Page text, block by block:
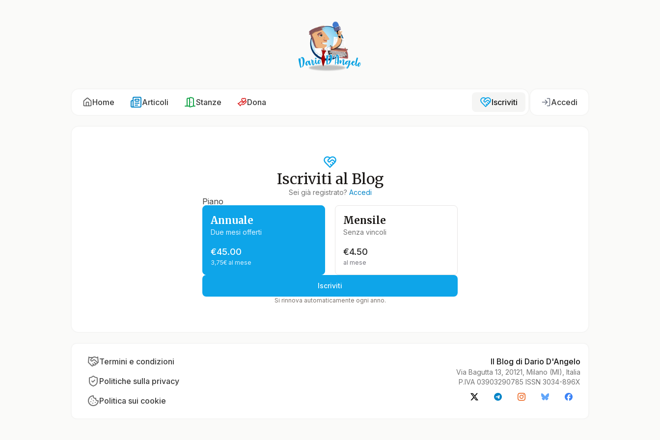
Home Articoli Stanze Dona Iscriviti Accedi
Iscriviti al Blog
Sei già registrato? Accedi
Piano
Annuale
Due mesi offerti
€45.00
3,75€ al mese
Mensile
Senza vincoli
€4.50
al mese
Iscriviti
Si rinnova automaticamente ogni anno.
Termini e condizioni
Politiche sulla privacy
Politica sui cookie
Il Blog di Dario D'Angelo
Via Bagutta 13, 20121, Milano (MI), Italia
P.IVA 03903290785 ISSN 3034-896X